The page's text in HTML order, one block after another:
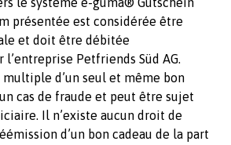
présentée est considérée être
et doit être débitée
Petfriends Süd AG.
multiple d’un seul et même bon
cas de fraude et peut être sujet
Il n’existe aucun droit de
d’un bon cadeau de la part